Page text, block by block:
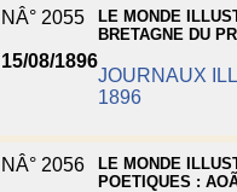
NÂ° 2055
15/08/1896
LE MONDE
BRETAGNE DU
JOURNAUX
1896
NÂ° 2056
LE MONDE
POETIQUES :